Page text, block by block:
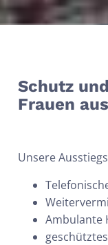
Schutz
Frauen
Unsere
Ambulante